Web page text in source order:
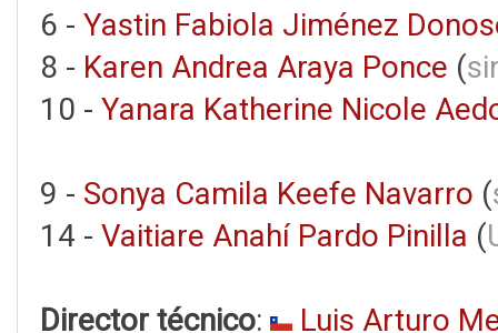
6 - Yastin Fabiola Jiménez
8 - Karen Andrea Araya Ponce (
10 - Yanara Katherine Nicole
9 - Sonya Camila Keefe Navarro (
14 - Vaitiare Anahí Pardo Pinilla (
Director técnico: Luis Arturo